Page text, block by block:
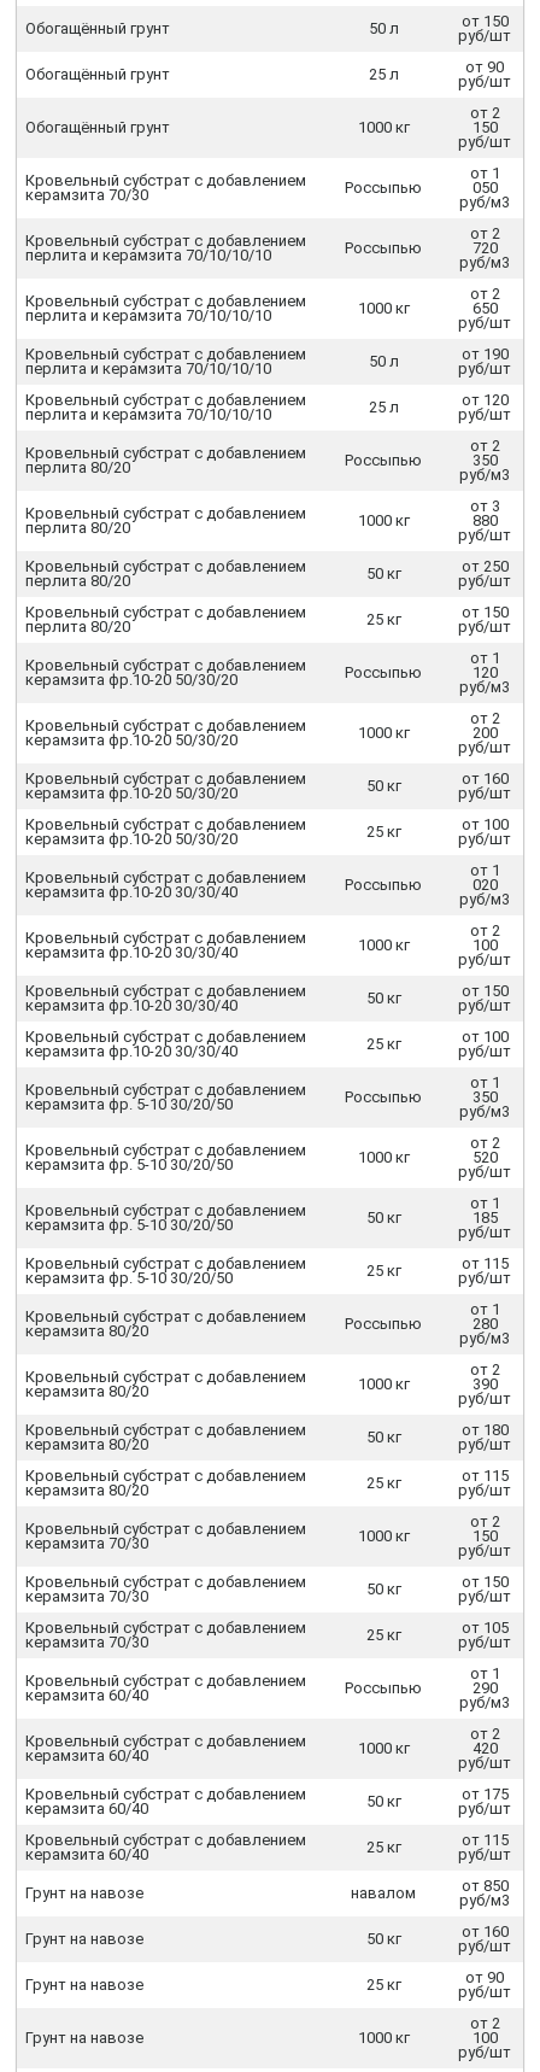
Обогащённый грунт 50 л
от 150
руб/шт
Обогащённый грунт 25 л
от 90
руб/шт
Обогащённый грунт 1000 кг
от 2
150
руб/шт
Кровельный субстрат с добавлением
керамзита 70/30
Россыпью
от 1
050
руб/м3
Кровельный субстрат с добавлением
перлита и керамзита 70/10/10/10
Россыпью
от 2
720
руб/м3
Кровельный субстрат с добавлением
перлита и керамзита 70/10/10/10
1000 кг
от 2
650
руб/шт
Кровельный субстрат с добавлением
перлита и керамзита 70/10/10/10
50 л
от 190
руб/шт
Кровельный субстрат с добавлением
перлита и керамзита 70/10/10/10
25 л
от 120
руб/шт
Кровельный субстрат с добавлением
перлита 80/20
Россыпью
от 2
350
руб/м3
Кровельный субстрат с добавлением
перлита 80/20
1000 кг
от 3
880
руб/шт
Кровельный субстрат с добавлением
перлита 80/20
50 кг
от 250
руб/шт
Кровельный субстрат с добавлением
перлита 80/20
25 кг
от 150
руб/шт
Кровельный субстрат с добавлением
керамзита фр.10-20 50/30/20
Россыпью
от 1
120
руб/м3
Кровельный субстрат с добавлением
керамзита фр.10-20 50/30/20
1000 кг
от 2
200
руб/шт
Кровельный субстрат с добавлением
керамзита фр.10-20 50/30/20
50 кг
от 160
руб/шт
Кровельный субстрат с добавлением
керамзита фр.10-20 50/30/20
25 кг
от 100
руб/шт
Кровельный субстрат с добавлением
керамзита фр.10-20 30/30/40
Россыпью
от 1
020
руб/м3
Кровельный субстрат с добавлением
керамзита фр.10-20 30/30/40
1000 кг
от 2
100
руб/шт
Кровельный субстрат с добавлением
керамзита фр.10-20 30/30/40
50 кг
от 150
руб/шт
Кровельный субстрат с добавлением
керамзита фр.10-20 30/30/40
25 кг
от 100
руб/шт
Кровельный субстрат с добавлением
керамзита фр. 5-10 30/20/50
Россыпью
от 1
350
руб/м3
Кровельный субстрат с добавлением
керамзита фр. 5-10 30/20/50
1000 кг
от 2
520
руб/шт
Кровельный субстрат с добавлением
керамзита фр. 5-10 30/20/50
50 кг
от 1
185
руб/шт
Кровельный субстрат с добавлением
керамзита фр. 5-10 30/20/50
25 кг
от 115
руб/шт
Кровельный субстрат с добавлением
керамзита 80/20
Россыпью
от 1
280
руб/м3
Кровельный субстрат с добавлением
керамзита 80/20
1000 кг
от 2
390
руб/шт
Кровельный субстрат с добавлением
керамзита 80/20
50 кг
от 180
руб/шт
Кровельный субстрат с добавлением
керамзита 80/20
25 кг
от 115
руб/шт
Кровельный субстрат с добавлением
керамзита 70/30
1000 кг
от 2
150
руб/шт
Кровельный субстрат с добавлением
керамзита 70/30
50 кг
от 150
руб/шт
Кровельный субстрат с добавлением
керамзита 70/30
25 кг
от 105
руб/шт
Кровельный субстрат с добавлением
керамзита 60/40
Россыпью
от 1
290
руб/м3
Кровельный субстрат с добавлением
керамзита 60/40
1000 кг
от 2
420
руб/шт
Кровельный субстрат с добавлением
керамзита 60/40
50 кг
от 175
руб/шт
Кровельный субстрат с добавлением
керамзита 60/40
25 кг
от 115
руб/шт
Грунт на навозе навалом
от 850
руб/м3
Грунт на навозе 50 кг
от 160
руб/шт
Грунт на навозе 25 кг
от 90
руб/шт
Грунт на навозе 1000 кг
от 2
100
руб/шт